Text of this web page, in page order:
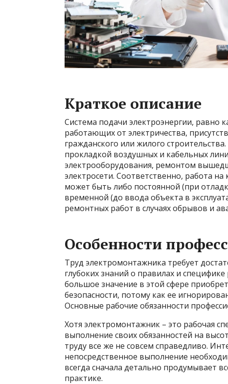
Краткое описание
Система подачи электроэнергии, равно
работающих от электричества,
гражданского или жилого
прокладкой воздушных и кабельных
электрооборудования, ремонтом
электросети. Соответственно, работа
может быть либо постоянной (при
временной (до ввода объекта в
ремонтных работ в случаях обрывов и
Особенности
Труд электромонтажника требует
глубоких знаний о правилах и
большое значение в этой сфере
безопасности, потому как ее
Основные рабочие обязанности
Хотя электромонтажник – это рабочая
выполнение своих обязанностей на
труду все же не совсем справедливо.
непосредственное выполнение
всегда сначала детально продумывает
практике.